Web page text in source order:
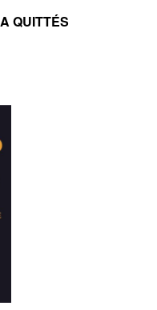
QUITTÉS